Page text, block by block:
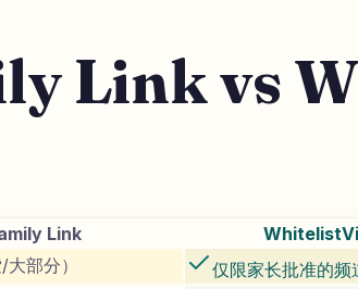
Link vs
Link
部分）
仅限家长批准的频